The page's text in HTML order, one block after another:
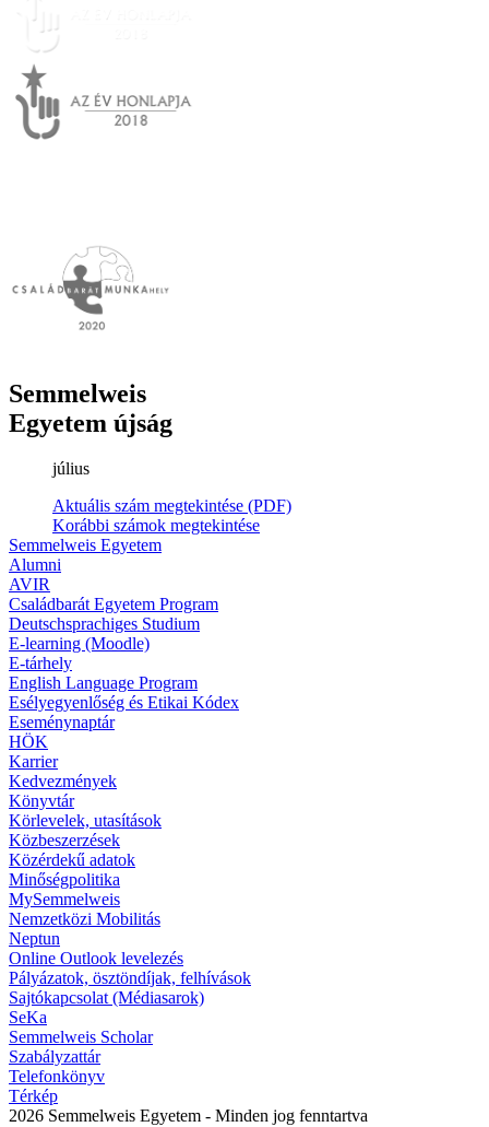
Semmelweis
Egyetem újság
július
Aktuális szám megtekintése (PDF)
Korábbi számok megtekintése
Semmelweis Egyetem
Alumni
AVIR
Családbarát Egyetem Program
Deutschsprachiges Studium
E-learning (Moodle)
E-tárhely
English Language Program
Esélyegyenlőség és Etikai Kódex
Eseménynaptár
HÖK
Karrier
Kedvezmények
Könyvtár
Körlevelek, utasítások
Közbeszerzések
Közérdekű adatok
Minőségpolitika
MySemmelweis
Nemzetközi Mobilitás
Neptun
Online Outlook levelezés
Pályázatok, ösztöndíjak, felhívások
Sajtókapcsolat (Médiasarok)
SeKa
Semmelweis Scholar
Szabályzattár
Telefonkönyv
Térkép
2026 Semmelweis Egyetem - Minden jog fenntartva